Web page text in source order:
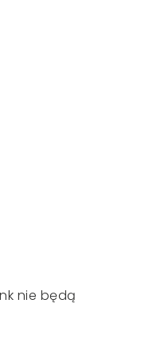
nie będą